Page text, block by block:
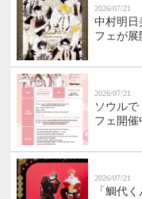
2026/07/21
中村明日
フェが
2026/07/21
ソウル
フェ開
2026/07/21
「鯛代